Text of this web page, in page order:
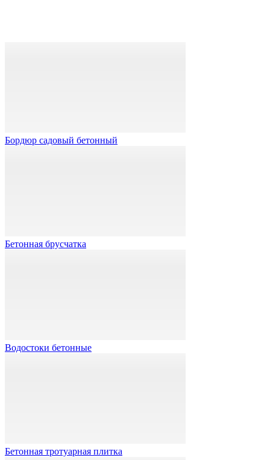
Бордюр садовый бетонный
Бетонная брусчатка
Водостоки бетонные
Бетонная тротуарная плитка